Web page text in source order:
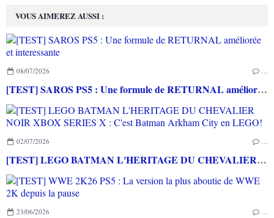
VOUS AIMEREZ AUSSI :
08/07/2026 …
[TEST] SAROS PS5 : Une formule de RETURNAL améliorée et interessante
02/07/2026 …
[TEST] LEGO BATMAN L'HERITAGE DU CHEVALIER NOIR XBOX SERIES X : C'est Batman Arkham City en LEGO!
23/06/2026 …